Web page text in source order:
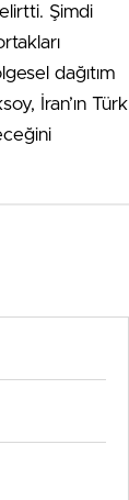
Şimdi
dağıtım
İran’ın Türk